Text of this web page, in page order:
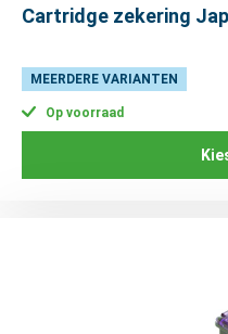
Cartridge zekering
MEERDERE VARIANTEN
Op voorraad